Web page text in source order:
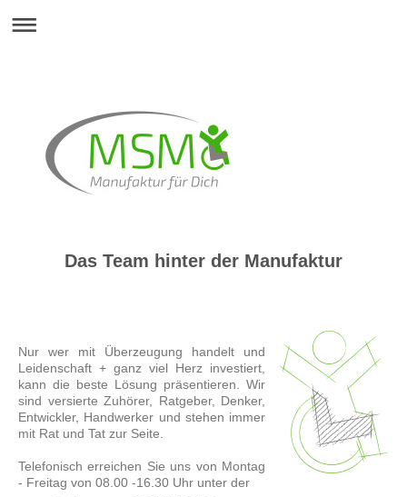
Das Team hinter der Manufaktur
Nur wer mit Überzeugung handelt und
Leidenschaft + ganz viel Herz investiert,
kann die beste Lösung präsentieren. Wir
sind versierte Zuhörer, Ratgeber, Denker,
Entwickler, Handwerker und stehen immer
mit Rat und Tat zur Seite.
Telefonisch erreichen Sie uns von Montag
- Freitag von 08.00 -16.30 Uhr unter der